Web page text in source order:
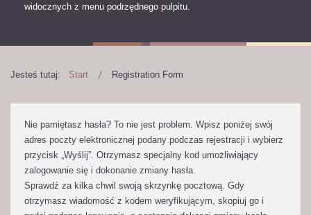
widocznych z menu podrzędnego pulpitu.
Jesteś tutaj: Start Registration Form
Nie pamiętasz hasła? To nie jest problem. Wpisz poniżej swój
adres poczty elektronicznej podany podczas rejestracji i wybierz
przycisk „Wyślij”. Otrzymasz specjalny kod umożliwiający
zalogowanie się i dokonanie zmiany hasła.
Sprawdź za kilka chwil swoją skrzynkę pocztową. Gdy
otrzymasz wiadomość z kodem weryfikującym, skopiuj go i